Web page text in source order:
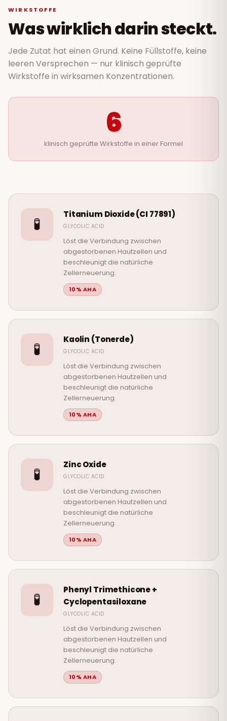
WIRKSTOFFE
Was wirklich darin steckt.
Jede Zutat hat einen Grund. Keine Füllstoffe, keine
leeren Versprechen — nur klinisch geprüfte
Wirkstoffe in wirksamen Konzentrationen.
6
klinisch geprüfte Wirkstoffe in einer Formel
🧪
Titanium Dioxide (CI 77891)
GLYCOLIC ACID
Löst die Verbindung zwischen
abgestorbenen Hautzellen und
beschleunigt die natürliche
Zellerneuerung.
10% AHA
🧪
Kaolin (Tonerde)
GLYCOLIC ACID
Löst die Verbindung zwischen
abgestorbenen Hautzellen und
beschleunigt die natürliche
Zellerneuerung.
10% AHA
🧪
Zinc Oxide
GLYCOLIC ACID
Löst die Verbindung zwischen
abgestorbenen Hautzellen und
beschleunigt die natürliche
Zellerneuerung.
10% AHA
🧪
Phenyl Trimethicone +
Cyclopentasiloxane
GLYCOLIC ACID
Löst die Verbindung zwischen
abgestorbenen Hautzellen und
beschleunigt die natürliche
Zellerneuerung.
10% AHA